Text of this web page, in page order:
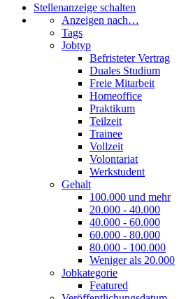
Stellenanzeige schalten
Anzeigen nach…
Tags
Jobtyp
Befristeter Vertrag
Duales Studium
Freie Mitarbeit
Homeoffice
Praktikum
Teilzeit
Trainee
Vollzeit
Volontariat
Werkstudent
Gehalt
100.000 und mehr
20.000 - 40.000
40.000 - 60.000
60.000 - 80.000
80.000 - 100.000
Weniger als 20.000
Jobkategorie
Featured